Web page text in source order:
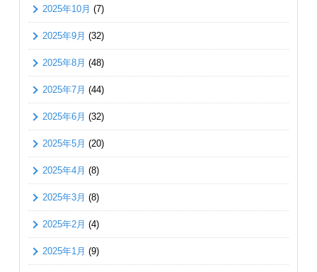
2025年10月 (7)
2025年9月 (32)
2025年8月 (48)
2025年7月 (44)
2025年6月 (32)
2025年5月 (20)
2025年4月 (8)
2025年3月 (8)
2025年2月 (4)
2025年1月 (9)